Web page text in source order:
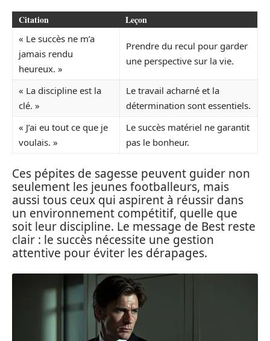
Citation Leçon
« Le succès ne m’a
jamais rendu
heureux. »
Prendre du recul pour garder
une perspective sur la vie.
« La discipline est la
clé. »
Le travail acharné et la
détermination sont essentiels.
« J’ai eu tout ce que je
voulais. »
Le succès matériel ne garantit
pas le bonheur.
Ces pépites de sagesse peuvent guider non
seulement les jeunes footballeurs, mais
aussi tous ceux qui aspirent à réussir dans
un environnement compétitif, quelle que
soit leur discipline. Le message de Best reste
clair : le succès nécessite une gestion
attentive pour éviter les dérapages.